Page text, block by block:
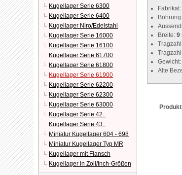
Kugellager Serie 6300
Kugellager Serie 6400
Kugellager Niro/Edelstahl
Kugellager Serie 16000
Kugellager Serie 16100
Kugellager Serie 61700
Kugellager Serie 61800
Kugellager Serie 61900
Kugellager Serie 62200
Kugellager Serie 62300
Kugellager Serie 63000
Kugellager Serie 42..
Kugellager Serie 43..
Miniatur Kugellager 604 - 698
Miniatur Kugellager Typ MR
Kugellager mit Flansch
Kugellager in Zoll/Inch-Größen
Fabrikat:
Bohrung:
Breite: 9
Gewicht:
Alte